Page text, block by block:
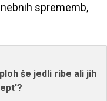
sprememb,
še jedli ribe ali jih